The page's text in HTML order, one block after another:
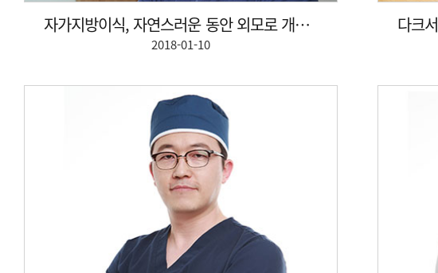
자가지방이식, 자연스러운 동안 외모로 개선 가능
2018-01-10